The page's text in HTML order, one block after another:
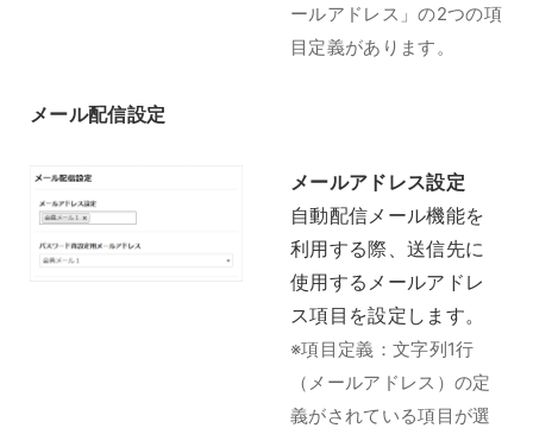
ールアドレス」の2つの項
目定義があります。
メール配信設定
メールアドレス設定
自動配信メール機能を
利用する際、送信先に
使用するメールアドレ
ス項目を設定します。
※項目定義：文字列1行
（メールアドレス）の定
義がされている項目が選